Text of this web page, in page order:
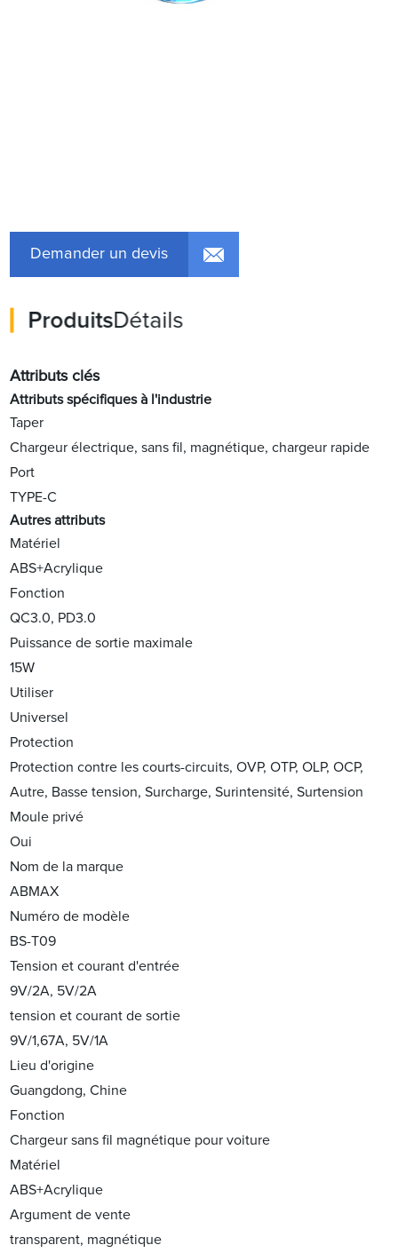
Demander un devis
ProduitsDétails
Attributs clés
Attributs spécifiques à l'industrie
Taper
Chargeur électrique, sans fil, magnétique, chargeur rapide
Port
TYPE-C
Autres attributs
Matériel
ABS+Acrylique
Fonction
QC3.0, PD3.0
Puissance de sortie maximale
15W
Utiliser
Universel
Protection
Protection contre les courts-circuits, OVP, OTP, OLP, OCP,
Autre, Basse tension, Surcharge, Surintensité, Surtension
Moule privé
Oui
Nom de la marque
ABMAX
Numéro de modèle
BS-T09
Tension et courant d'entrée
9V/2A, 5V/2A
tension et courant de sortie
9V/1,67A, 5V/1A
Lieu d'origine
Guangdong, Chine
Fonction
Chargeur sans fil magnétique pour voiture
Matériel
ABS+Acrylique
Argument de vente
transparent, magnétique